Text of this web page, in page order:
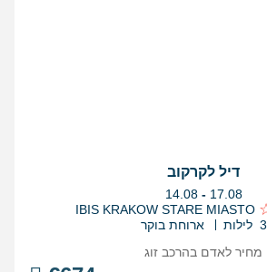
דיל לקרקוב
בין
התאריכים,
14.08 - 17.08
IBIS KRAKOW STARE MIASTO
3 לילות
ארוחת בוקר
מחיר לאדם בהרכב זוג